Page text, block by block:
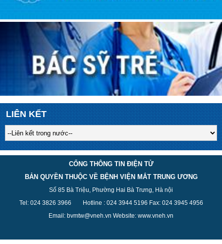
LIÊN KẾT
CỔNG THÔNG TIN ĐIỆN TỬ
BẢN QUYỀN THUỘC VỀ BỆNH VIỆN MẮT TRUNG ƯƠNG
Số 85 Bà Triệu, Phường Hai Bà Trưng, Hà nội
Tel: 024 3826 3966 Hotline : 024 3944 5196 Fax: 024 3945 4956
Email: bvmtw@vneh.vn Website: www.vneh.vn